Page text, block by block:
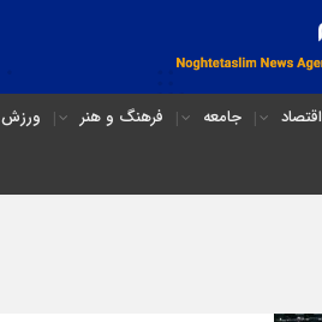
اقتصاد جامعه فرهنگ و هنر ورزش